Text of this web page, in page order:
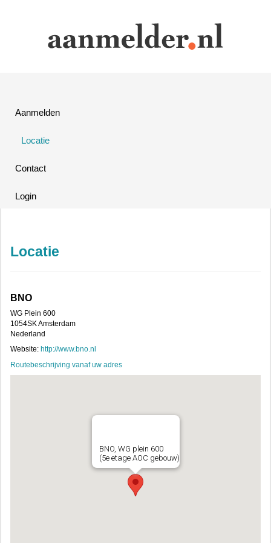
Aanmelden
Locatie
Contact
Login
Locatie
BNO
WG Plein 600
1054SK Amsterdam
Nederland
Website: http://www.bno.nl
Routebeschrijving vanaf uw adres
BNO, WG plein 600
(5e etage AOC gebouw)